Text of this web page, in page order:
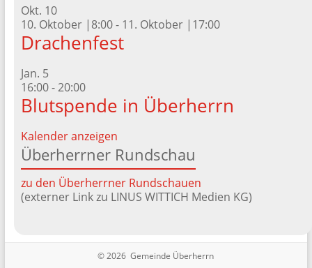
Okt. 10
10. Oktober |8:00- 11. Oktober |17:00
Drachenfest
Jan. 5
16:00-20:00
Blutspende in Überherrn
Kalender anzeigen
Überherrner Rundschau
zu den Überherrner Rundschauen
(externer Link zu LINUS WITTICH Medien KG)
© 2026 Gemeinde Überherrn